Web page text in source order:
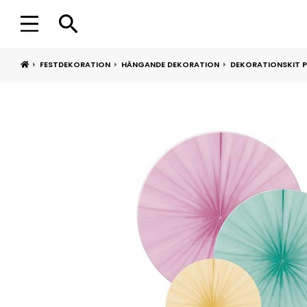
FESTDEKORATION HÄNGANDE DEKORATION DEKORATIONSKIT